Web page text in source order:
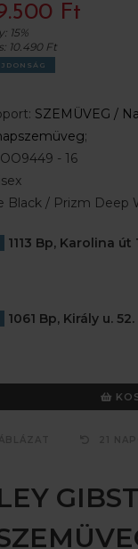
Ft
15%
10.490 Ft
SZEMÜVEG /
;
OO9449 - 16
Black / Prizm Deep
1113 Bp, Karolina út
1061 Bp, Király u. 52.